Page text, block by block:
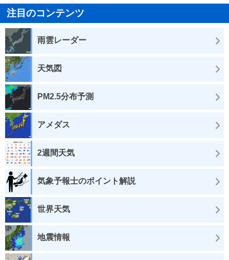
注目のコンテンツ
雨雲レーダー
天気図
PM2.5分布予測
アメダス
2週間天気
気象予報士のポイント解説
世界天気
地震情報